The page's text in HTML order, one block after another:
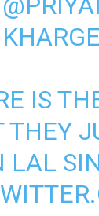
IS
THEY
LAL